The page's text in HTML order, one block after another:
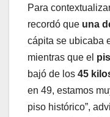
Para
recordó que una
cápita se ubicaba
mientras que el
bajó de los 45
en 49, estamos
piso histórico”,